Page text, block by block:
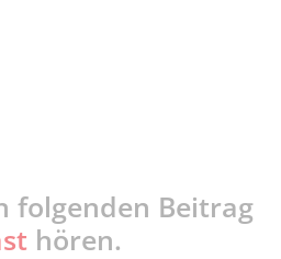
folgenden Beitrag
hören.